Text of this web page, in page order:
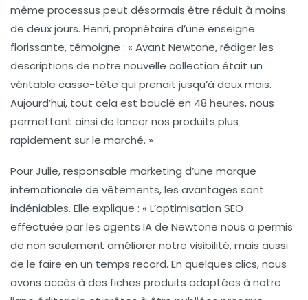
même processus peut désormais être réduit à moins
de deux jours. Henri, propriétaire d’une enseigne
florissante, témoigne : « Avant Newtone, rédiger les
descriptions de notre nouvelle collection était un
véritable casse-tête qui prenait jusqu’à deux mois.
Aujourd’hui, tout cela est bouclé en 48 heures, nous
permettant ainsi de lancer nos produits plus
rapidement sur le marché. »
Pour Julie, responsable marketing d’une marque
internationale de vêtements, les avantages sont
indéniables. Elle explique : « L’optimisation SEO
effectuée par les agents IA de Newtone nous a permis
de non seulement améliorer notre visibilité, mais aussi
de le faire en un temps record. En quelques clics, nous
avons accès à des fiches produits adaptées à notre